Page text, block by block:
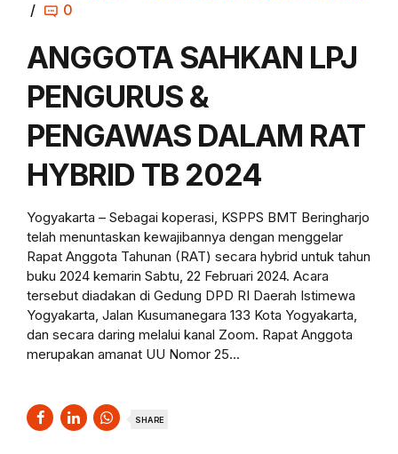
0
ANGGOTA SAHKAN LPJ
PENGURUS &
PENGAWAS DALAM RAT
HYBRID TB 2024
Yogyakarta – Sebagai koperasi, KSPPS BMT Beringharjo
telah menuntaskan kewajibannya dengan menggelar
Rapat Anggota Tahunan (RAT) secara hybrid untuk tahun
buku 2024 kemarin Sabtu, 22 Februari 2024. Acara
tersebut diadakan di Gedung DPD RI Daerah Istimewa
Yogyakarta, Jalan Kusumanegara 133 Kota Yogyakarta,
dan secara daring melalui kanal Zoom. Rapat Anggota
merupakan amanat UU Nomor 25...
SHARE